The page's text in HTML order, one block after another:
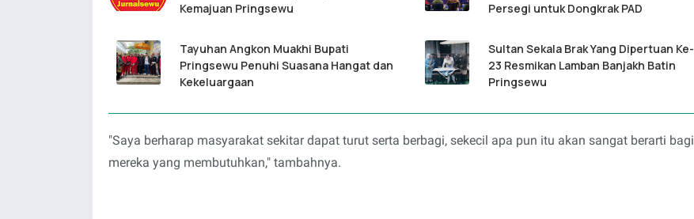
Kemajuan Pringsewu
Persegi untuk Dongkrak PAD
Tayuhan Angkon Muakhi Bupati
Pringsewu Penuhi Suasana Hangat dan
Kekeluargaan
Sultan Sekala Brak Yang Dipertuan Ke-
23 Resmikan Lamban Banjakh Batin
Pringsewu
"Saya berharap masyarakat sekitar dapat turut serta berbagi, sekecil apa pun itu akan sangat berarti bagi
mereka yang membutuhkan," tambahnya.